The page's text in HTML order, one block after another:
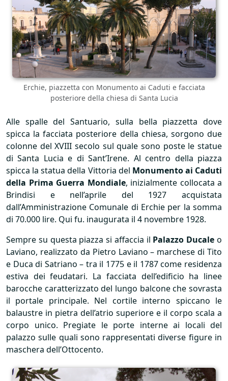
Erchie, piazzetta con Monumento ai Caduti e facciata
posteriore della chiesa di Santa Lucia
Alle spalle del Santuario, sulla bella piazzetta dove
spicca la facciata posteriore della chiesa, sorgono due
colonne delXVIII secolo sul quale sono poste le statue
di Santa Lucia e di Sant’Irene. Al centro della piazza
spicca la statua della Vittoria del Monumento ai Caduti
della Prima Guerra Mondiale, inizialmente collocata a
Brindisi e nell’aprile del 1927 acquistata
dall’Amministrazione Comunale di Erchie per la somma
di 70.000 lire. Qui fu. inaugurata il 4 novembre 1928.
Sempre su questa piazza si affaccia il Palazzo Ducale o
Laviano, realizzato da Pietro Laviano – marchese di Tito
e Duca di Satriano – tra il 1775 e il 1787 come residenza
estiva dei feudatari. La facciata dell’edificio ha linee
barocche caratterizzato del lungo balcone che sovrasta
il portale principale. Nel cortile interno spiccano le
balaustre in pietra dell’atrio superiore e il corpo scala a
corpo unico. Pregiate le porte interne ai locali del
palazzo sulle quali sono rappresentati diverse figure in
maschera dell’Ottocento.